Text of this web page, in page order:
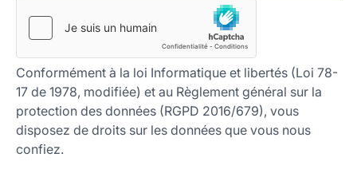
Conformément à la loi Informatique et libertés (Loi 78-
17 de 1978, modifiée) et au Règlement général sur la
protection des données (RGPD 2016/679), vous
disposez de droits sur les données que vous nous
confiez.